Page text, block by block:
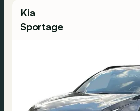
Kia
Sportage